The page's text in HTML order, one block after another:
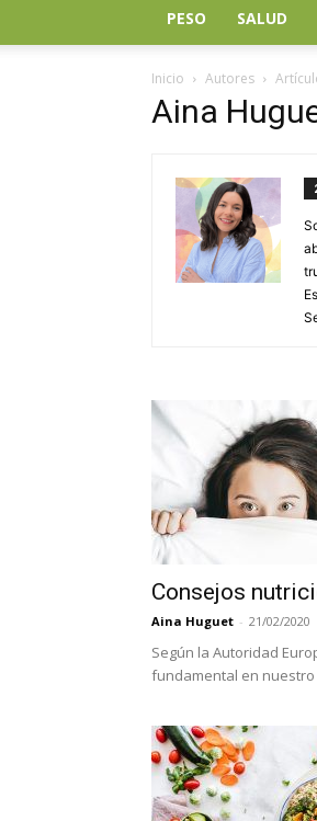
PESO SALUD
Inicio Autores
Aina
Consejos
Aina Huguet - 21/02/2020
Según la Autoridad
fundamental en nuestro